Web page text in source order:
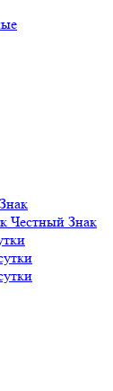
Честный Знак